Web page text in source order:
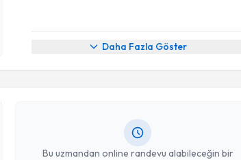
Daha Fazla Göster
Bu uzmandan online randevu alabileceğin bir
Randevu Takvimi Talebi